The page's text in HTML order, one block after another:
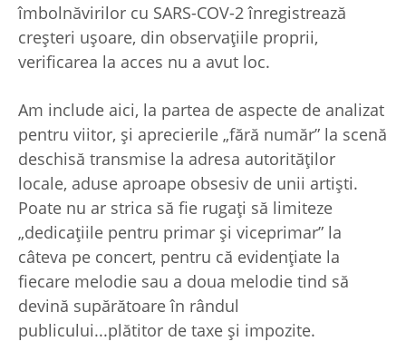
îmbolnăvirilor cu SARS-COV-2 înregistrează
creșteri ușoare, din observațiile proprii,
verificarea la acces nu a avut loc.
Am include aici, la partea de aspecte de analizat
pentru viitor, și aprecierile „fără număr” la scenă
deschisă transmise la adresa autorităților
locale, aduse aproape obsesiv de unii artiști.
Poate nu ar strica să fie rugați să limiteze
„dedicațiile pentru primar și viceprimar” la
câteva pe concert, pentru că evidențiate la
fiecare melodie sau a doua melodie tind să
devină supărătoare în rândul
publicului...plătitor de taxe și impozite.